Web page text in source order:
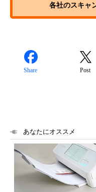
各社のスキャ
Share Post
あなたにオススメ